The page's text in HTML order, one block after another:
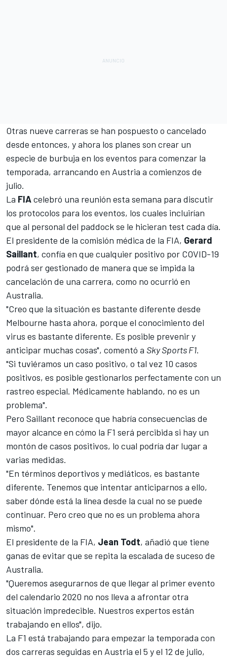
Otras nueve carreras se han pospuesto o cancelado
desde entonces, y ahora los planes son crear un
especie de burbuja en los eventos para comenzar la
temporada, arrancando en Austria a comienzos de
julio.
La FIAcelebró una reunión esta semana para discutir
los protocolos para los eventos, los cuales incluirían
que al personal del paddock se le hicieran test cada día.
El presidente de la comisión médica de la FIA, Gerard
Saillant, confía en que cualquier positivo por COVID-19
podrá ser gestionado de manera que se impida la
cancelación de una carrera, como no ocurrió en
Australia.
"Creo que la situación es bastante diferente desde
Melbourne hasta ahora, porque el conocimiento del
virus es bastante diferente. Es posible prevenir y
anticipar muchas cosas", comentó a Sky Sports F1.
"Si tuviéramos un caso positivo, o tal vez 10 casos
positivos, es posible gestionarlos perfectamente con un
rastreo especial. Médicamente hablando, no es un
problema".
Pero Saillant reconoce que habría consecuencias de
mayor alcance en cómo la F1 será percibida si hay un
montón de casos positivos, lo cual podría dar lugar a
varias medidas.
"En términos deportivos y mediáticos, es bastante
diferente. Tenemos que intentar anticiparnos a ello,
saber dónde está la línea desde la cual no se puede
continuar. Pero creo que no es un problema ahora
mismo".
El presidente de la FIA, Jean Todt, añadió que tiene
ganas de evitar que se repita la escalada de suceso de
Australia.
"Queremos asegurarnos de que llegar al primer evento
del calendario 2020 no nos lleva a afrontar otra
situación impredecible. Nuestros expertos están
trabajando en ellos", dijo.
La F1 está trabajando para empezar la temporada con
dos carreras seguidas en Austria el 5 y el 12 de julio,